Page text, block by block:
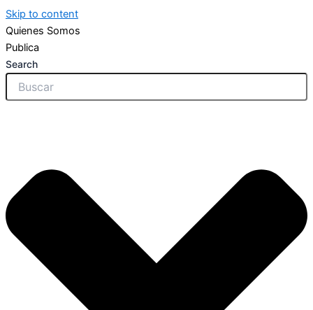
Skip to content
Quienes Somos
Publica
Search